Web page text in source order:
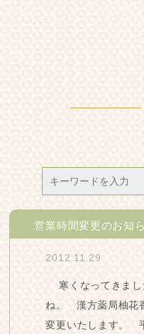
営業時間変更のお知
2012.11.29
寒くなってきまし
ね。 漢方薬局柚花
変更いたします